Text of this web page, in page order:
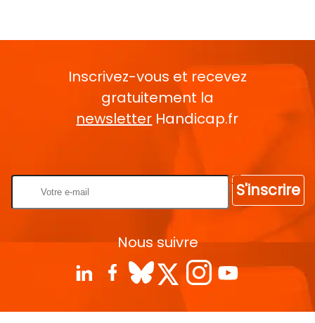
Inscrivez-vous et recevez
gratuitement la
newsletter Handicap.fr
S'inscrire
Nous suivre